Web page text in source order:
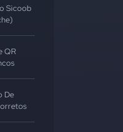
Sicoob
QR
De